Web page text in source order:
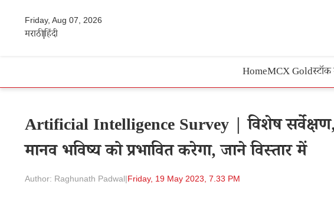
Friday, Aug 07, 2026
मराठीहिंदी
HomeMCX Goldस्टॉक
Artificial Intelligence Survey | विशेष
मानव भविष्य को प्रभावित करेगा, जाने विस्तार में
Author: Raghunath Padwal|Friday, 19 May 2023, 7.33 PM